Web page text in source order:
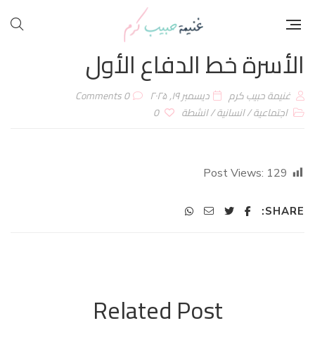
الأسرة خط الدفاع الأول
غنيمة حبيب كرم ديسمبر ۱۹, ۲۰۲۵
0 Comments
اجتماعية/انسانية/انشطة 0
Post Views: 129
SHARE:
Related Post